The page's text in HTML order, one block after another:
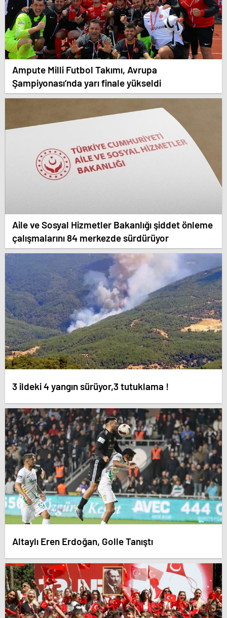
Ampute Milli Futbol Takımı, Avrupa
Şampiyonası’nda yarı finale yükseldi
Aile ve Sosyal Hizmetler Bakanlığı şiddet önleme
çalışmalarını 84 merkezde sürdürüyor
3 ildeki 4 yangın sürüyor,3 tutuklama !
Altaylı Eren Erdoğan, Golle Tanıştı